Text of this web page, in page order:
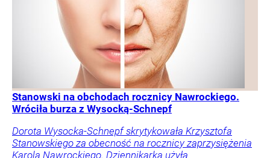
Stanowski na obchodach rocznicy Nawrockiego.
Wróciła burza z Wysocką-Schnepf
Dorota Wysocka-Schnepf skrytykowała Krzysztofa
Stanowskiego za obecność na rocznicy zaprzysiężenia
Karola Nawrockiego. Dziennikarka użyła